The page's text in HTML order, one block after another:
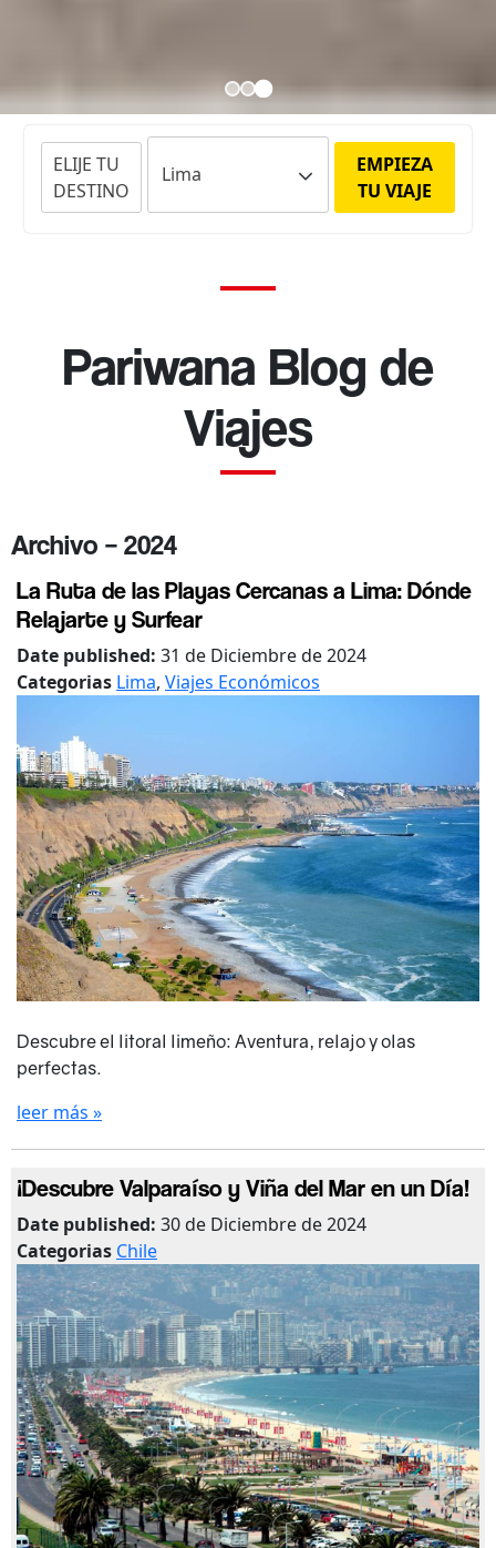
ELIJE TU
DESTINO
EMPIEZA
TU VIAJE
Pariwana Blog de
Viajes
Archivo – 2024
La Ruta de las Playas Cercanas a Lima: Dónde
Relajarte y Surfear
Date published: 31 de Diciembre de 2024
Categorias Lima, Viajes Económicos
Descubre el litoral limeño: Aventura, relajo y olas
perfectas.
leer más »
¡Descubre Valparaíso y Viña del Mar en un Día!
Date published: 30 de Diciembre de 2024
Categorias Chile